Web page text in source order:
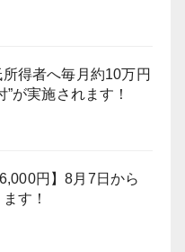
所得者へ毎月約10万円
が実施されます！
円】8月7日から
す！